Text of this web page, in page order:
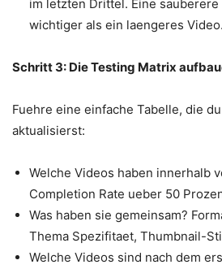
im letzten Drittel. Eine
wichtiger als ein laengeres Video.
Schritt 3: Die Testing Matrix
Fuehre eine einfache Tabelle, die
aktualisierst:
Welche Videos haben innerhalb
Completion Rate ueber 50
Was haben sie gemeinsam?
Thema Spezifitaet, Thumbnail-
Welche Videos sind nach dem